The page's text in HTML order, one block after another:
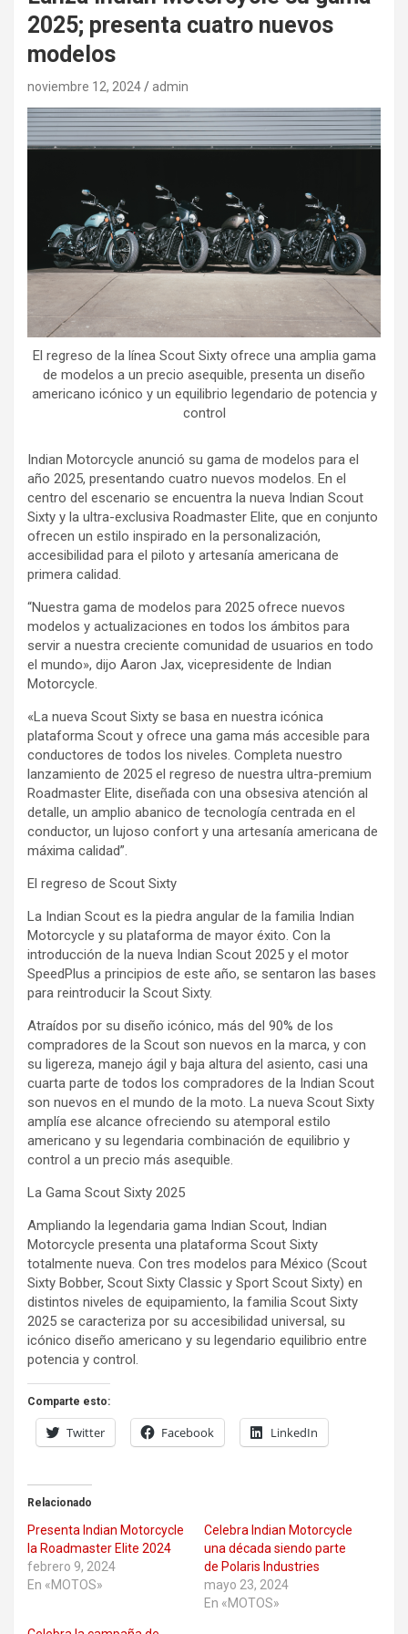
2025; presenta cuatro nuevos
modelos
noviembre 12, 2024 admin
El regreso de la línea Scout Sixty ofrece una amplia gama
de modelos a un precio asequible, presenta un diseño
americano icónico y un equilibrio legendario de potencia y
control
Indian Motorcycle anunció su gama de modelos para el
año 2025, presentando cuatro nuevos modelos. En el
centro del escenario se encuentra la nueva Indian Scout
Sixty y la ultra-exclusiva Roadmaster Elite, que en conjunto
ofrecen un estilo inspirado en la personalización,
accesibilidad para el piloto y artesanía americana de
primera calidad.
“Nuestra gama de modelos para 2025 ofrece nuevos
modelos y actualizaciones en todos los ámbitos para
servir a nuestra creciente comunidad de usuarios en todo
el mundo», dijo Aaron Jax, vicepresidente de Indian
Motorcycle.
«La nueva Scout Sixty se basa en nuestra icónica
plataforma Scout y ofrece una gama más accesible para
conductores de todos los niveles. Completa nuestro
lanzamiento de 2025 el regreso de nuestra ultra-premium
Roadmaster Elite, diseñada con una obsesiva atención al
detalle, un amplio abanico de tecnología centrada en el
conductor, un lujoso confort y una artesanía americana de
máxima calidad”.
El regreso de Scout Sixty
La Indian Scout es la piedra angular de la familia Indian
Motorcycle y su plataforma de mayor éxito. Con la
introducción de la nueva Indian Scout 2025 y el motor
SpeedPlus a principios de este año, se sentaron las bases
para reintroducir la Scout Sixty.
Atraídos por su diseño icónico, más del 90% de los
compradores de la Scout son nuevos en la marca, y con
su ligereza, manejo ágil y baja altura del asiento, casi una
cuarta parte de todos los compradores de la Indian Scout
son nuevos en el mundo de la moto. La nueva Scout Sixty
amplía ese alcance ofreciendo su atemporal estilo
americano y su legendaria combinación de equilibrio y
control a un precio más asequible.
La Gama Scout Sixty 2025
Ampliando la legendaria gama Indian Scout, Indian
Motorcycle presenta una plataforma Scout Sixty
totalmente nueva. Con tres modelos para México (Scout
Sixty Bobber, Scout Sixty Classic y Sport Scout Sixty) en
distintos niveles de equipamiento, la familia Scout Sixty
2025 se caracteriza por su accesibilidad universal, su
icónico diseño americano y su legendario equilibrio entre
potencia y control.
Comparte esto:
Twitter Facebook LinkedIn
Relacionado
Presenta Indian Motorcycle
la Roadmaster Elite 2024
febrero 9, 2024
En «MOTOS»
Celebra Indian Motorcycle
una década siendo parte
de Polaris Industries
mayo 23, 2024
En «MOTOS»